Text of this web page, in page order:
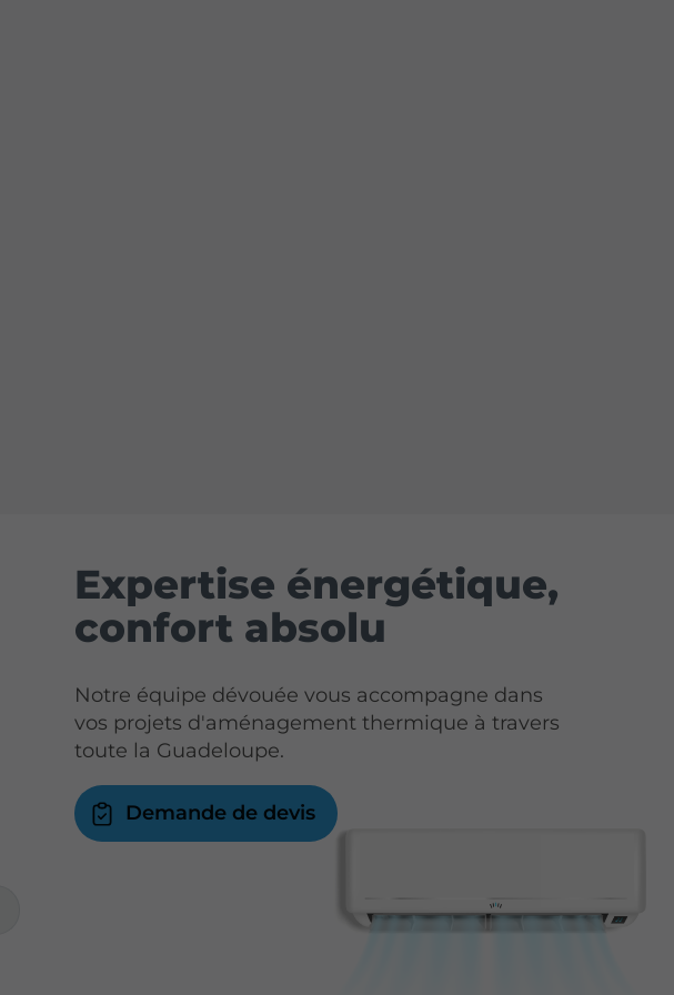
Expertise énergétique,
confort absolu
Notre équipe dévouée vous accompagne dans
vos projets d'aménagement thermique à travers
toute la Guadeloupe.
Demande de devis